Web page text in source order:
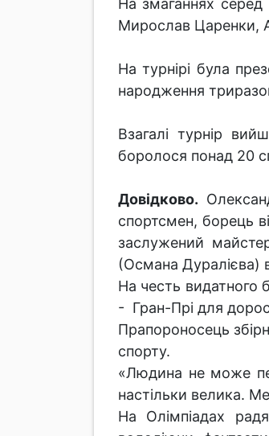
На змаганнях
Мирослав Царенки,
На турнірі була
народження
Взагалі турнір
боролося понад 20
Довідково.
спортсмен, борець
заслужений
(Османа Дуралієва)
На честь видатного
- Гран-Прі для
Прапороносець
спорту.
«Людина не може
настільки велика.
На Олімпіадах